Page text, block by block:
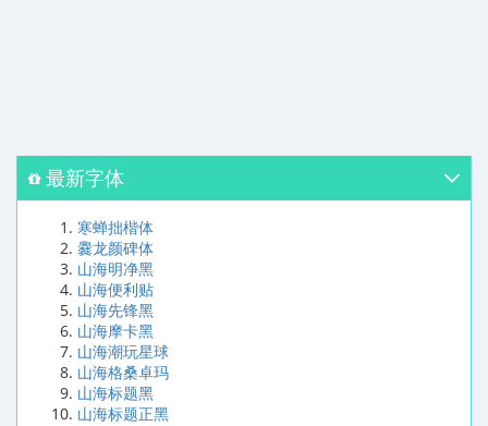
最新字体
寒蝉拙楷体
爨龙颜碑体
山海明净黑
山海便利贴
山海先锋黑
山海摩卡黑
山海潮玩星球
山海格桑卓玛
山海标题黑
山海标题正黑